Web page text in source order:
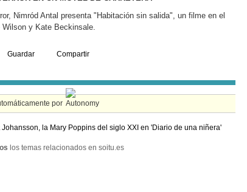
Nimród Antal presenta "Habitación sin salida", un filme en el
y Kate Beckinsale.
Guardar Compartir
por
Johansson, la Mary Poppins del siglo XXI en 'Diario de una niñera'
los temas relacionados en soitu.es